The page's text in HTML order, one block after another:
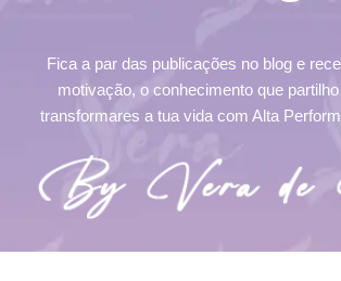
Fica a par das publicações no blog e
motivação, o conhecimento que
transformares a tua vida com Alta